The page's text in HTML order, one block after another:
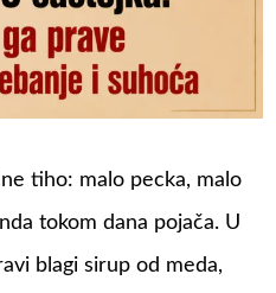
tiho: malo pecka, malo
tokom dana pojača. U
blagi sirup od meda,